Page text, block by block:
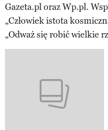
Gazeta.pl oraz Wp.pl.
„Człowiek istota
„Odważ się robić wielkie